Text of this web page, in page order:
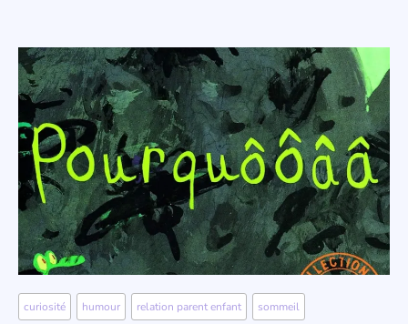
curiosité humour relation parent enfant sommeil